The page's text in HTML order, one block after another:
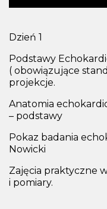
Dzień 1
Podstawy
( obowiązujące
projekcje.
Anatomia
– podstawy
Pokaz badania
Nowicki
Zajęcia praktyczne
i pomiary.